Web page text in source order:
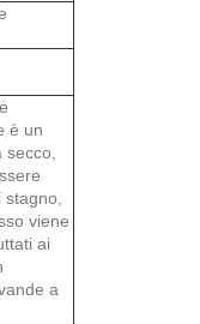
è un
viene
ai
a